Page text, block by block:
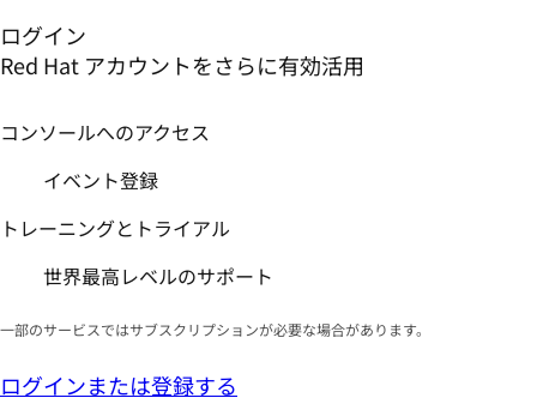
ログイン
Red Hat アカウントをさらに有効活用
コンソールへのアクセス
イベント登録
トレーニングとトライアル
世界最高レベルのサポート
一部のサービスではサブスクリプションが必要な場合があります。
ログインまたは登録する